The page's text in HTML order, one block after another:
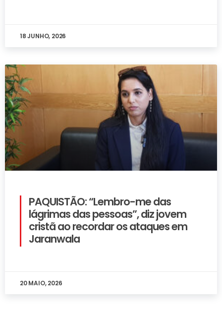
18 JUNHO, 2026
PAQUISTÃO: “Lembro-me das
lágrimas das pessoas”, diz jovem
cristã ao recordar os ataques em
Jaranwala
20 MAIO, 2026